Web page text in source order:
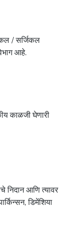
/ सर्जिकल
आहे.
काळजी घेणारी
निदान आणि त्यावर
डिमेंशिया